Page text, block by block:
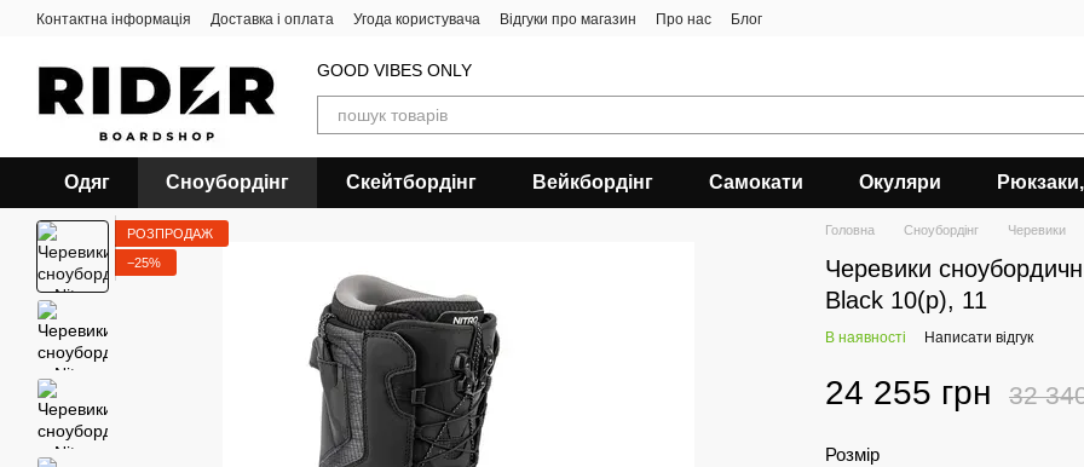
Перейти до основного контенту
Контактна інформація Доставка і оплата Угода користувача Відгуки про магазин Про нас Блог
GOOD VIBES ONLY
Одяг Сноубордiнг Скейтбордінг Вейкбордінг Самокати Окуляри
РОЗПРОДАЖ
−25%
Головна Сноубордiнг Черевики
Черевики
Black 10(р), 11
В наявності Написати відгук
24 255 грн 32
Розмір